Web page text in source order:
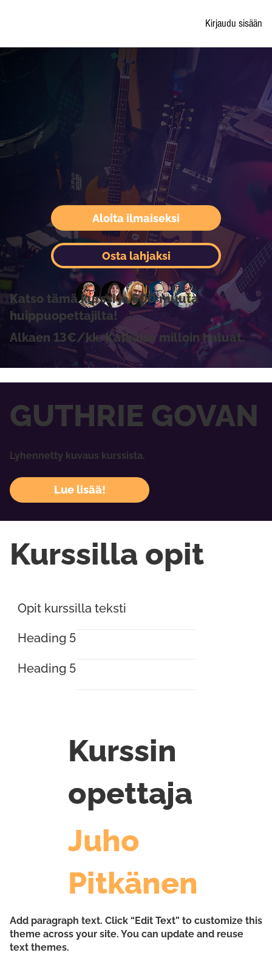
Kirjaudu sisään
Aloita ilmaiseksi
Katso tämä kurssi ja 600 muuta
huippuopettajilta!
Alkaen 13€/kk. Katkaise milloin haluat.
Osta lahjaksi
GUTHRIE GOVAN
Lyhennetty kuvaus kurssista.
Lue lisää!
Kurssilla opit
Opit kurssilla teksti
Heading 5
Heading 5
Kurssin
opettaja
Juho
Pitkänen
Add paragraph text. Click “Edit Text” to customize this
theme across your site. You can update and reuse
text themes.